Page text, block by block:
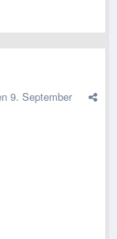
9. September